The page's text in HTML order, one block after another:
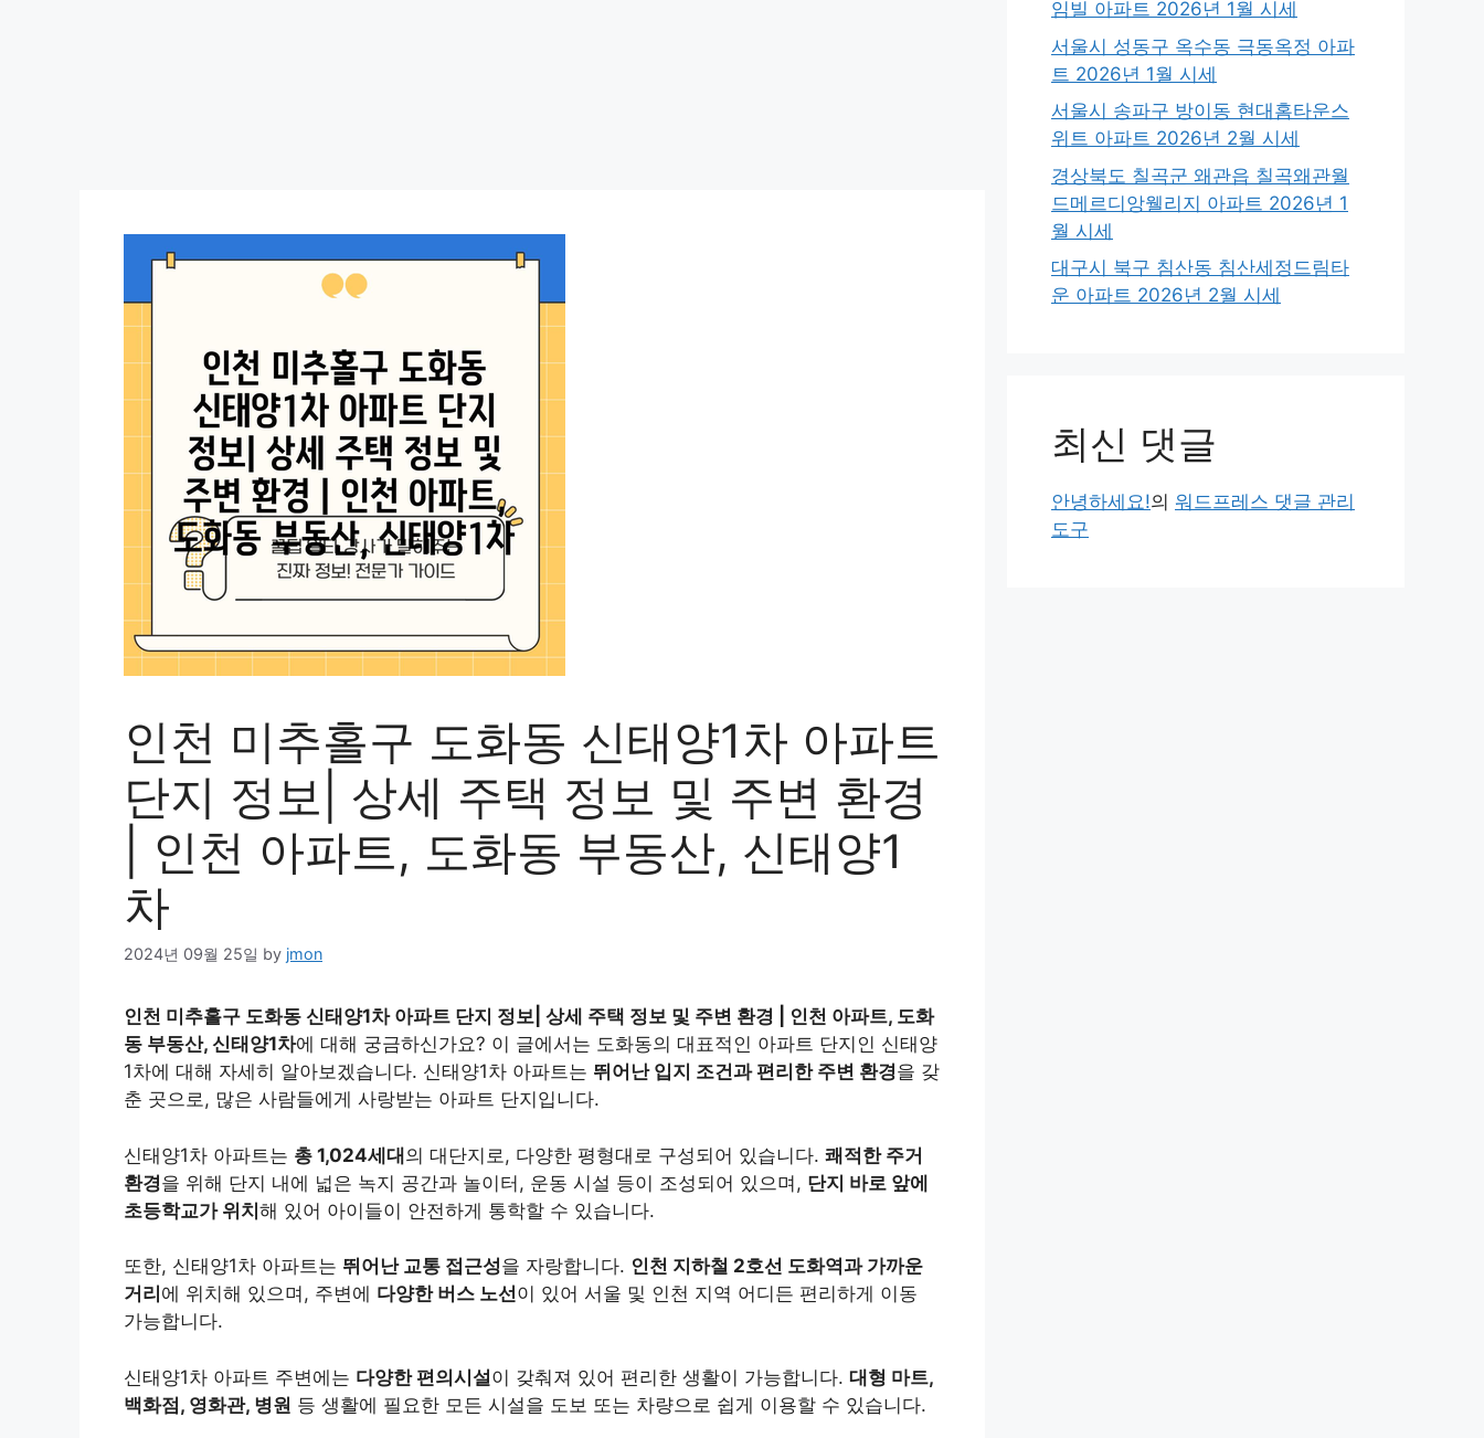
인천 미추홀구 도화동 신태양1차 아파트
단지 정보| 상세 주택 정보 및 주변 환경
| 인천 아파트, 도화동 부동산, 신태양1
차
2024년 09월 25일 by jmon
인천 미추홀구 도화동 신태양1차 아파트 단지 정보| 상세 주택 정보 및 주변 환경 | 인천 아파트, 도화
동 부동산, 신태양1차에 대해 궁금하신가요? 이 글에서는 도화동의 대표적인 아파트 단지인 신태양
1차에 대해 자세히 알아보겠습니다. 신태양1차 아파트는 뛰어난 입지 조건과 편리한 주변 환경을 갖
춘 곳으로, 많은 사람들에게 사랑받는 아파트 단지입니다.
신태양1차 아파트는 총 1,024세대의 대단지로, 다양한 평형대로 구성되어 있습니다. 쾌적한 주거
환경을 위해 단지 내에 넓은 녹지 공간과 놀이터, 운동 시설 등이 조성되어 있으며, 단지 바로 앞에
초등학교가 위치해 있어 아이들이 안전하게 통학할 수 있습니다.
또한, 신태양1차 아파트는 뛰어난 교통 접근성을 자랑합니다. 인천 지하철 2호선 도화역과 가까운
거리 에 위치해 있으며, 주변에 다양한 버스 노선이 있어 서울 및 인천 지역 어디든 편리하게 이동
가능합니다.
신태양1차 아파트 주변에는 다양한 편의시설이 갖춰져 있어 편리한 생활이 가능합니다. 대형 마트,
백화점, 영화관, 병원 등 생활에 필요한 모든 시설을 도보 또는 차량으로 쉽게 이용할 수 있습니다.
임빌 아파트 2026년 1월 시세
서울시 성동구 옥수동 극동옥정 아파
트 2026년 1월 시세
서울시 송파구 방이동 현대홈타운스
위트 아파트 2026년 2월 시세
경상북도 칠곡군 왜관읍 칠곡왜관월
드메르디앙웰리지 아파트 2026년 1
월 시세
대구시 북구 침산동 침산세정드림타
운 아파트 2026년 2월 시세
최신 댓글
안녕하세요!의 워드프레스 댓글 관리
도구